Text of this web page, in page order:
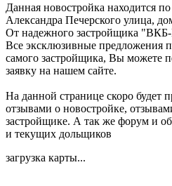
Данная новостройка находится
Александра Печерского улица,
От надежного застройщика
Все эксклюзивные предложения
самого застройщика, Вы можете
заявку на нашем сайте.
На данной странице скоро будет
отзывами о новостройке,
застройщике. А так же форум и
и текущих дольщиков
загрузка карты...